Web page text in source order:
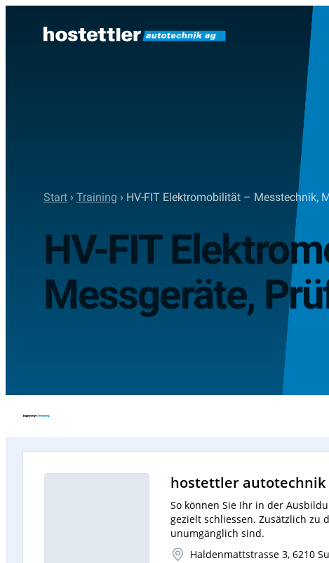
Start› Training › HV-FIT Elektromobilität – Messtechnik,
HV-FIT
Messgeräte,